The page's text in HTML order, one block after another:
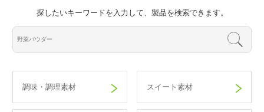
探したいキーワードを入力して、製品を検索できます。
調味・調理素材 スイート素材